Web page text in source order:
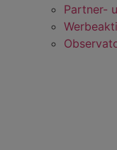
Partner-